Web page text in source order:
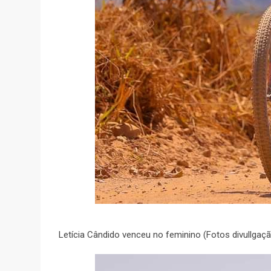
Letícia Cândido venceu no feminino (Fotos